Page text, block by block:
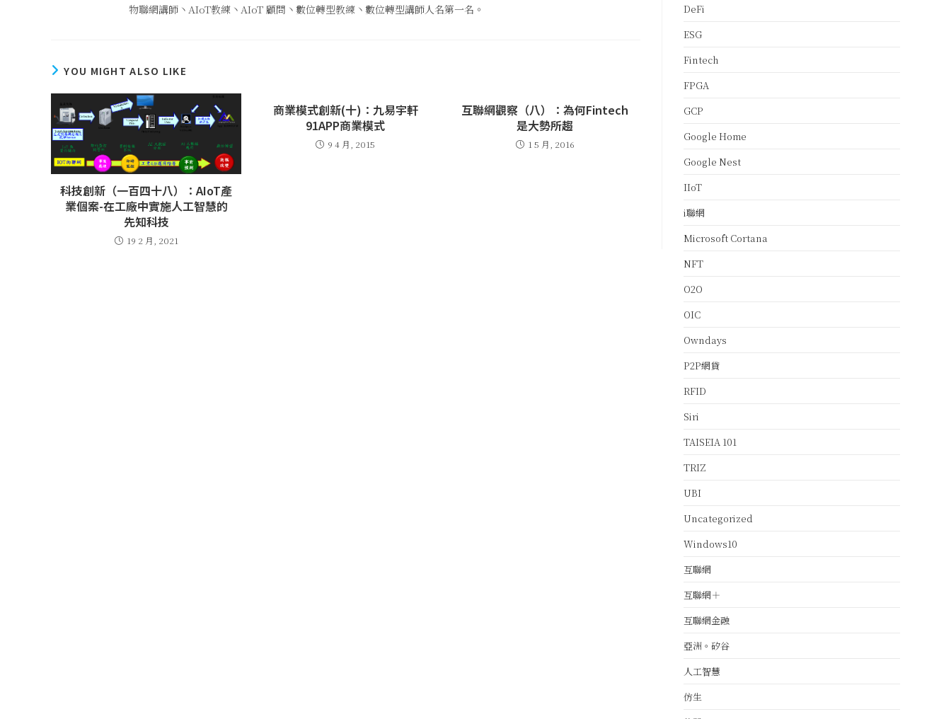
物聯網講師丶AIoT教練丶AIoT 顧問丶數位轉型教練丶數位轉型講師人名第一名。
YOU MIGHT ALSO LIKE
科技創新（一百四十八）：AIoT產
業個案-在工廠中實施人工智慧的
先知科技
19 2 月, 2021
商業模式創新(十)：九易宇軒
91APP商業模式
9 4 月, 2015
互聯網觀察（八）：為何Fintech
是大勢所趨
1 5 月, 2016
DeFi
ESG
Fintech
FPGA
GCP
Google Home
Google Nest
IIoT
i聯網
Microsoft Cortana
NFT
O2O
OIC
Owndays
P2P網貸
RFID
Siri
TAISEIA 101
TRIZ
UBI
Uncategorized
Windows10
互聯網
互聯網＋
互聯網金融
亞洲。矽谷
人工智慧
仿生